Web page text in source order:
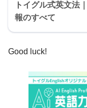
トイグル式英文法
報のすべて
Good luck!